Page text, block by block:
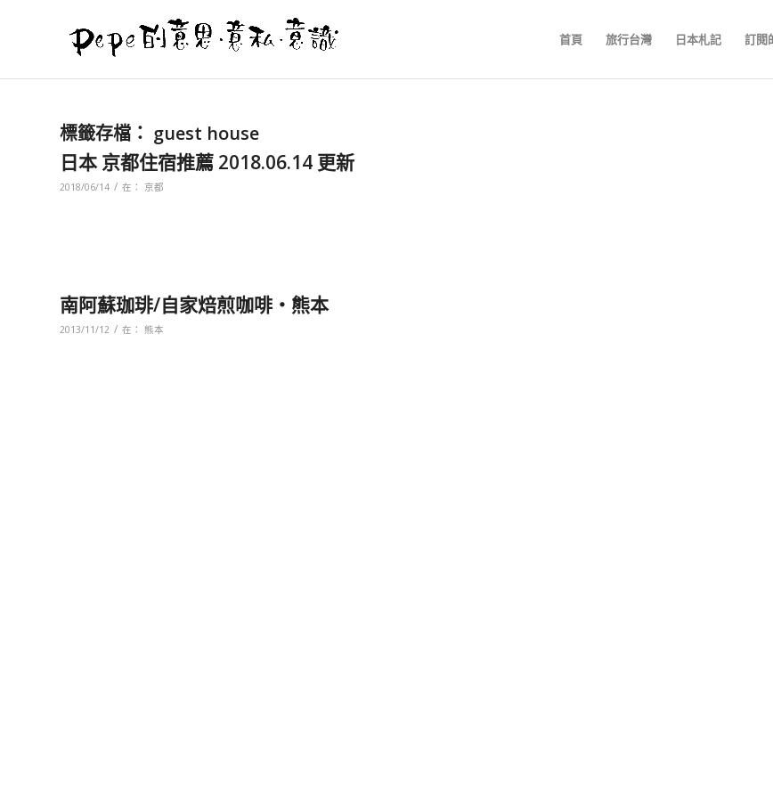
首頁 旅行台灣 日本札記 訂閱
標籤存檔： guest house
日本 京都住宿推薦 2018.06.14 更新
2018/06/14 / 在： 京都
南阿蘇珈琲/自家焙煎咖啡‧熊本
2013/11/12 / 在： 熊本